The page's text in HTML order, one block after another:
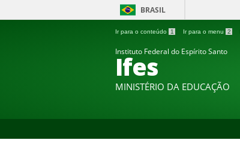
BRASIL
Ir para o conteúdo 1 Ir para o menu 2
Instituto Federal do Espírito Santo
Ifes
MINISTÉRIO DA EDUCAÇÃO